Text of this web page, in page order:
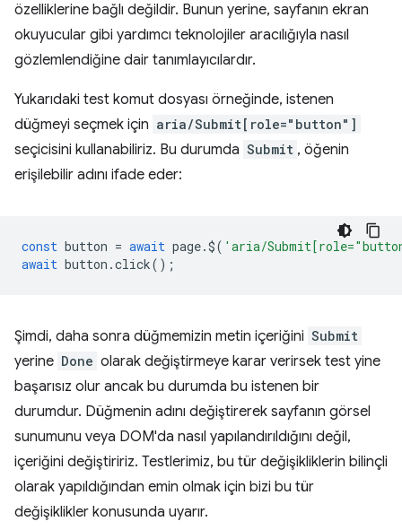
özelliklerine bağlı değildir. Bunun yerine, sayfanın ekran
okuyucular gibi yardımcı teknolojiler aracılığıyla nasıl
gözlemlendiğine dair tanımlayıcılardır.
Yukarıdaki test komut dosyası örneğinde, istenen
düğmeyi seçmek için aria/Submit[role="button"]
seçicisini kullanabiliriz. Bu durumda Submit , öğenin
erişilebilir adını ifade eder:
const button = await page.$( 'aria/
await button .click();
Şimdi, daha sonra düğmemizin metin içeriğini Submit
yerine Done olarak değiştirmeye karar verirsek test yine
başarısız olur ancak bu durumda bu istenen bir
durumdur. Düğmenin adını değiştirerek sayfanın görsel
sunumunu veya DOM'da nasıl yapılandırıldığını değil,
içeriğini değiştiririz. Testlerimiz, bu tür değişikliklerin bilinçli
olarak yapıldığından emin olmak için bizi bu tür
değişiklikler konusunda uyarır.